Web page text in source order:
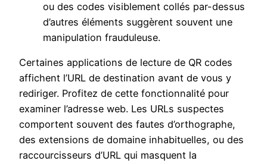
ou des codes visiblement collés par-dessus
d’autres éléments suggèrent souvent une
manipulation frauduleuse.
Certaines applications de lecture de QR codes
affichent l’URL de destination avant de vous y
rediriger. Profitez de cette fonctionnalité pour
examiner l’adresse web. Les URLs suspectes
comportent souvent des fautes d’orthographe,
des extensions de domaine inhabituelles, ou des
raccourcisseurs d’URL qui masquent la